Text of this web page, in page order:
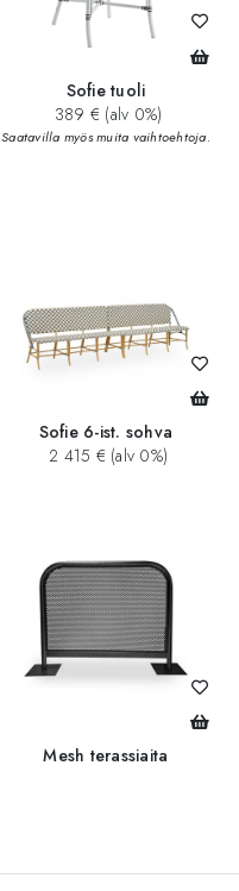
Sofie tuoli
389 € (alv 0%)
Saatavilla myös muita vaihtoehtoja.
Sofie 6-ist. sohva
2 415 € (alv 0%)
Mesh terassiaita